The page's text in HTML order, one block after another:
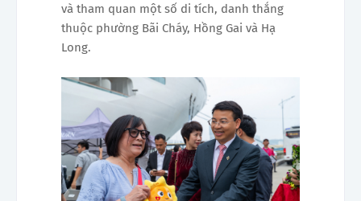
và tham quan một số di tích, danh thắng
thuộc phường Bãi Cháy, Hồng Gai và Hạ
Long.